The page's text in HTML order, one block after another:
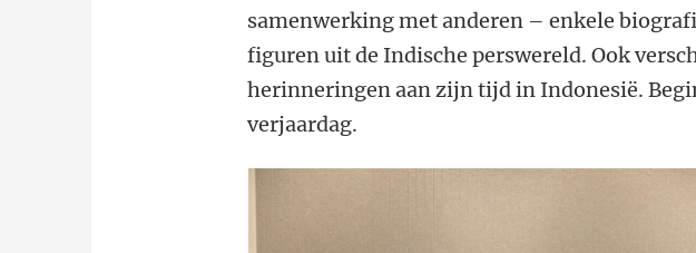
samenwerking met anderen – enkele
figuren uit de Indische perswereld. Ook
herinneringen aan zijn tijd in Indonesië.
verjaardag.